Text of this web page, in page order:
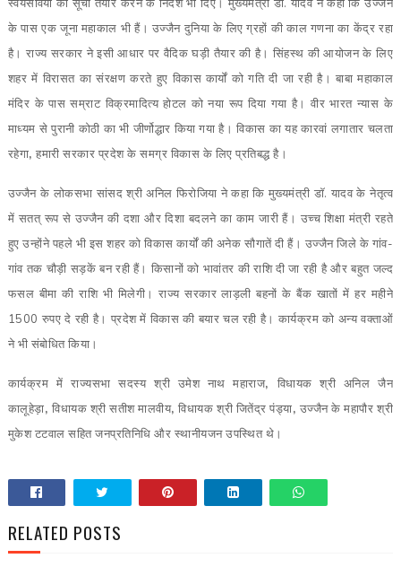
स्वयंसेवियों की सूची तैयार करने के निर्देश भी दिए। मुख्यमंत्री डॉ. यादव ने कहा कि उज्जैन
के पास एक जूना महाकाल भी हैं। उज्जैन दुनिया के लिए ग्रहों की काल गणना का केंद्र रहा
है। राज्य सरकार ने इसी आधार पर वैदिक घड़ी तैयार की है। सिंहस्थ की आयोजन के लिए
शहर में विरासत का संरक्षण करते हुए विकास कार्यों को गति दी जा रही है। बाबा महाकाल
मंदिर के पास सम्राट विक्रमादित्य होटल को नया रूप दिया गया है। वीर भारत न्यास के
माध्यम से पुरानी कोठी का भी जीर्णोद्धार किया गया है। विकास का यह कारवां लगातार चलता
रहेगा,हमारी सरकार प्रदेश के समग्र विकास के लिए प्रतिबद्ध है।
उज्जैन के लोकसभा सांसद श्री अनिल फिरोजिया ने कहा कि मुख्यमंत्री डॉ. यादव के नेतृत्व
में सतत् रूप से उज्जैन की दशा और दिशा बदलने का काम जारी हैं। उच्च शिक्षा मंत्री रहते
हुए उन्होंने पहले भी इस शहर को विकास कार्यों की अनेक सौगातें दी हैं। उज्जैन जिले के गांव-
गांव तक चौड़ी सड़कें बन रही हैं। किसानों को भावांतर की राशि दी जा रही है और बहुत जल्द
फसल बीमा की राशि भी मिलेगी। राज्य सरकार लाड़ली बहनों के बैंक खातों में हर महीने
1500 रुपए दे रही है। प्रदेश में विकास की बयार चल रही है। कार्यक्रम को अन्य वक्ताओं
ने भी संबोधित किया।
कार्यक्रम में राज्यसभा सदस्य श्री उमेश नाथ महाराज, विधायक श्री अनिल जैन
कालूहेड़ा,विधायक श्री सतीश मालवीय,विधायक श्री जितेंद्र पंड्या, उज्जैन के महापौर श्री
मुकेश टटवाल सहित जनप्रतिनिधि और स्थानीयजन उपस्थित थे।
RELATED POSTS